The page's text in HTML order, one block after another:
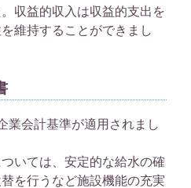
収益的収入は収益的支出を
維持することができまし
業会計基準が適用されまし
いては、安定的な給水の確
を行うなど施設機能の充実